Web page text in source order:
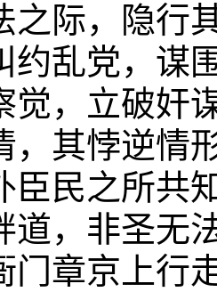
之际，隐行
约乱党，谋
觉，立破奸
，其悖逆情
臣民之所共
道，非圣无
门章京上行